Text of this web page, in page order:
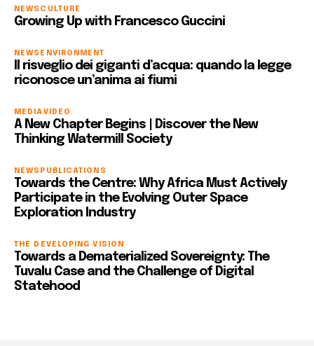
NEWS CULTURE
Growing Up with Francesco Guccini
NEWS ENVIRONMENT
Il risveglio dei giganti d’acqua: quando la legge
riconosce un’anima ai fiumi
MEDIAVIDEO
A New Chapter Begins | Discover the New
Thinking Watermill Society
NEWS PUBLICATIONS
Towards the Centre: Why Africa Must Actively
Participate in the Evolving Outer Space
Exploration Industry
THE DEVELOPING VISION
Towards a Dematerialized Sovereignty: The
Tuvalu Case and the Challenge of Digital
Statehood